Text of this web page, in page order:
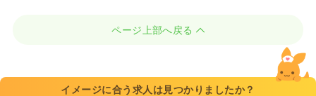
ページ上部へ戻る
イメージに合う求人は見つかりましたか？